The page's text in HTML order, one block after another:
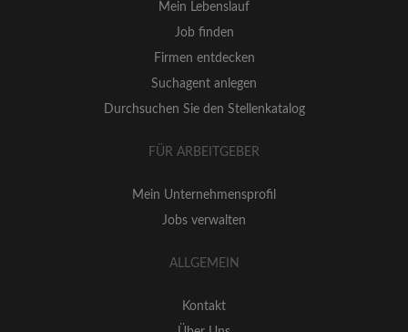
Mein Lebenslauf
Job finden
Firmen entdecken
Suchagent anlegen
Durchsuchen Sie den Stellenkatalog
FÜR ARBEITGEBER
Mein Unternehmensprofil
Jobs verwalten
ALLGEMEIN
Kontakt